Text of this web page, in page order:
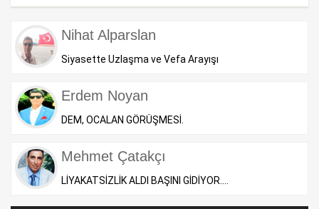
Nihat Alparslan
Siyasette Uzlaşma ve Vefa Arayışı
Erdem Noyan
DEM, OCALAN GÖRÜŞMESİ.
Mehmet Çatakçı
LİYAKATSİZLİK ALDI BAŞINI GİDİYOR....